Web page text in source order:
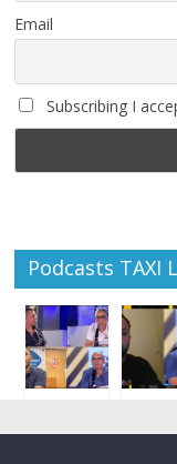
Email
Subscribing I
Podcasts TAXI